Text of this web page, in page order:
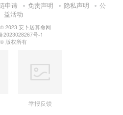
申请 免责声明 隐私声明
公
益活动
2023 安卜居算命网
2023028267号-1
© 版权所有
举报反馈